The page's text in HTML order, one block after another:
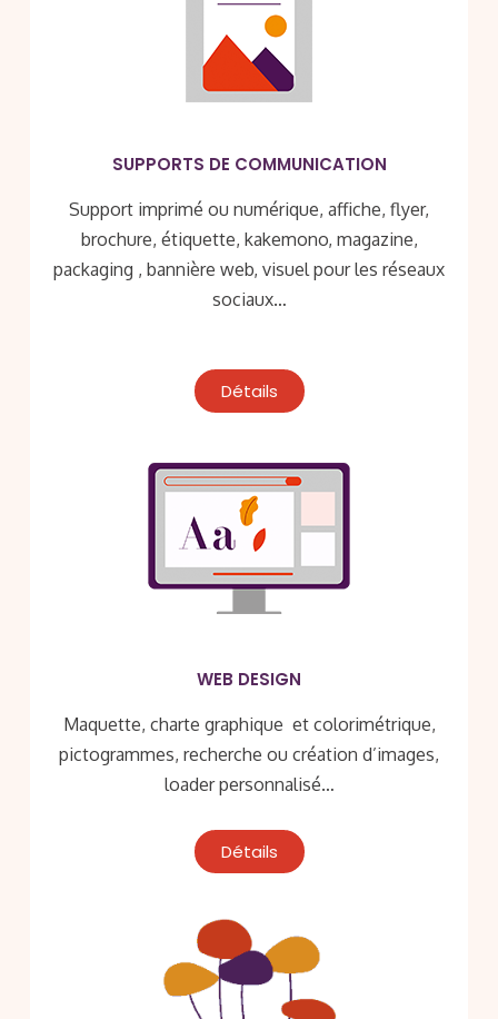
SUPPORTS DE COMMUNICATION
Support imprimé ou numérique, affiche, flyer,
brochure, étiquette, kakemono, magazine,
packaging , bannière web, visuel pour les réseaux
sociaux…
Détails
WEB DESIGN
Maquette, charte graphique et colorimétrique,
pictogrammes, recherche ou création d’images,
loader personnalisé…
Détails